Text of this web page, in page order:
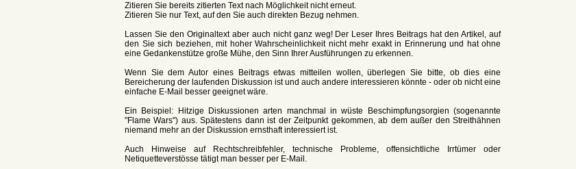
Zitieren Sie bereits zitierten Text nach Möglichkeit nicht erneut.
Zitieren Sie nur Text, auf den Sie auch direkten Bezug nehmen.
Lassen Sie den Originaltext aber auch nicht ganz weg! Der Leser Ihres Beitrags hat den Artikel, auf
den Sie sich beziehen, mit hoher Wahrscheinlichkeit nicht mehr exakt in Erinnerung und hat ohne
eine Gedankenstütze große Mühe, den Sinn Ihrer Ausführungen zu erkennen.
Wenn Sie dem Autor eines Beitrags etwas mitteilen wollen, überlegen Sie bitte, ob dies eine
Bereicherung der laufenden Diskussion ist und auch andere interessieren könnte - oder ob nicht eine
einfache E-Mail besser geeignet wäre.
Ein Beispiel: Hitzige Diskussionen arten manchmal in wüste Beschimpfungsorgien (sogenannte
"Flame Wars") aus. Spätestens dann ist der Zeitpunkt gekommen, ab dem außer den Streithähnen
niemand mehr an der Diskussion ernsthaft interessiert ist.
Auch Hinweise auf Rechtschreibfehler, technische Probleme, offensichtliche Irrtümer oder
Netiquetteverstösse tätigt man besser per E-Mail.